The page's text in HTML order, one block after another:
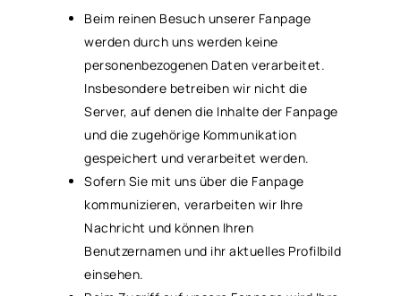
Beim reinen Besuch unserer Fanpage
werden durch uns werden keine
personenbezogenen Daten verarbeitet.
Insbesondere betreiben wir nicht die
Server, auf denen die Inhalte der Fanpage
und die zugehörige Kommunikation
gespeichert und verarbeitet werden.
Sofern Sie mit uns über die Fanpage
kommunizieren, verarbeiten wir Ihre
Nachricht und können Ihren
Benutzernamen und ihr aktuelles Profilbild
einsehen.